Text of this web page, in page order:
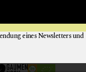
LANDWIRTSCHAFT
+ EIPRODUKTE
GEMÜSE
eines Newsletters und